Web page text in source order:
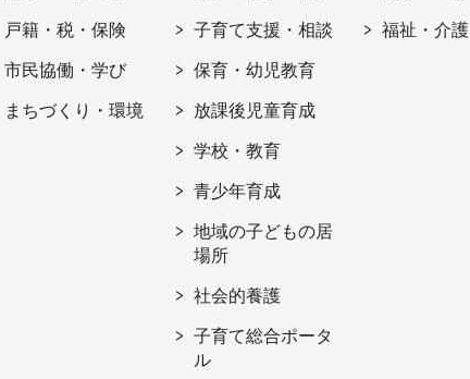
戸籍・税・保険
市民協働・学び
まちづくり・環境
子育て支援・相談
保育・幼児教育
放課後児童育成
学校・教育
青少年育成
地域の子どもの居
場所
社会的養護
子育て総合ポータ
ル
福祉・介護